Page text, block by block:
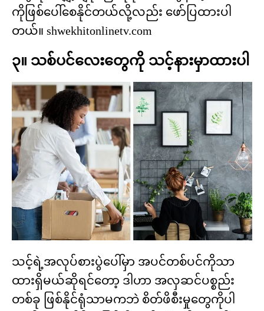
ကိုဖြစ်ပေါ်စေနိုင်တယ်လို့လည်း ဖော်ပြထားပါ
တယ်။ shwekhitonlinetv.com
၃။ သစ်ပင်လေးတွေကို သင့်နားမှာထားပါ
သင့်ရဲ့အလုပ်စားပွဲပေါ်မှာ အပင်တစ်ပင်ကိုသာ
ထားရှိမယ်ဆိုရင်တော့ ဒါဟာ အလှဆင်ပစ္စည်း
တစ်ခု ဖြစ်နိုင်ရုံသာမကဘဲ စိတ်ဖိစီးမှုတွေကိုပါ